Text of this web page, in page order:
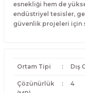
esnekliği hem de
endüstriyel tesisler,
güvenlik projeleri için
Ortam Tipi : Dış
Çözünürlük
: 4